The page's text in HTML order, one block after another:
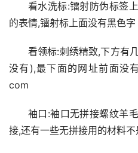
看水洗标:镭射防伪标签
的表情,镭射标上面没有黑色字
看领标:刺绣精致,下方有
没有),最下面的网址前面没
com
袖口:袖口无拼接螺纹羊
接,还有一些无拼接用的材料不